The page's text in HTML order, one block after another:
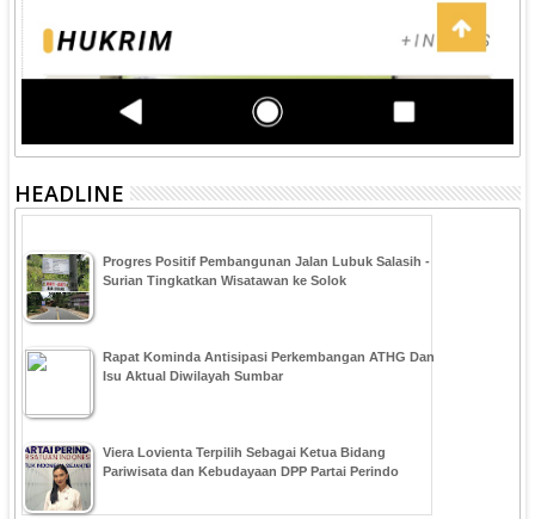
HEADLINE
Progres Positif Pembangunan Jalan Lubuk Salasih -
Surian Tingkatkan Wisatawan ke Solok
Rapat Kominda Antisipasi Perkembangan ATHG Dan
Isu Aktual Diwilayah Sumbar
Viera Lovienta Terpilih Sebagai Ketua Bidang
Pariwisata dan Kebudayaan DPP Partai Perindo